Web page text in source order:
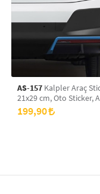
biçimi sunar.
AS-157 Kalpler Araç
21x29 cm, Oto Sticker,
Sticker
199,90